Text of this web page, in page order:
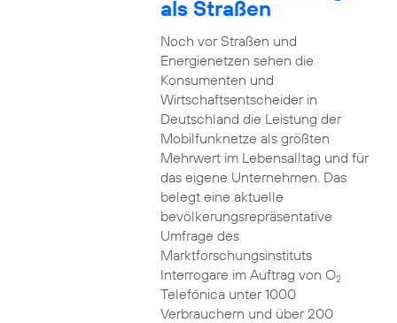
als Straßen
Noch vor Straßen und
Energienetzen sehen die
Konsumenten und
Wirtschaftsentscheider in
Deutschland die Leistung der
Mobilfunknetze als größten
Mehrwert im Lebensalltag und für
das eigene Unternehmen. Das
belegt eine aktuelle
bevölkerungsrepräsentative
Umfrage des
Marktforschungsinstituts
Interrogare im Auftrag von O2
Telefónica unter 1000
Verbrauchern und über 200